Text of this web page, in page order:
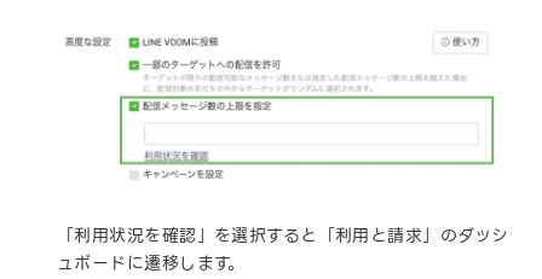
「利用状況を確認」を選択すると「利用と請求」のダッシ
ュボードに遷移します。